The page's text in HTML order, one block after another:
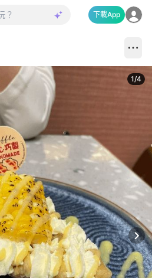
下載App
1/4